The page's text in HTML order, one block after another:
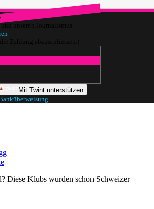
unseren Journalismus
Zahlung abzuschliessen.)
Mit Twint unterstützen
Diese Klubs wurden schon Schweizer